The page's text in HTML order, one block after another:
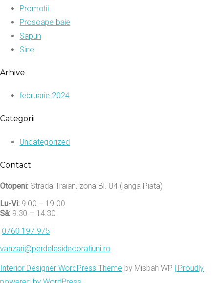
Promotii
Prosoape baie
Sapun
Sine
Arhive
februarie 2024
Categorii
Uncategorized
Contact
Otopeni: Strada Traian, zona Bl. U4 (langa Piata)
Lu-Vi: 9.00 – 19.00
Sâ: 9.30 – 14.30
0760 197 975
vanzari@perdelesidecoratiuni.ro
Interior Designer WordPress Theme by Misbah WP
| Proudly